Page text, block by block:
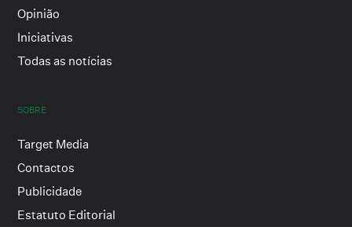
Opinião
Iniciativas
Todas as notícias
SOBRE
Target Media
Contactos
Publicidade
Estatuto Editorial